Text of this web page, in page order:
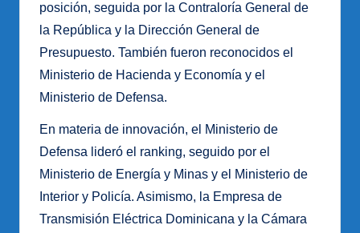
posición, seguida por la Contraloría General de
la República y la Dirección General de
Presupuesto. También fueron reconocidos el
Ministerio de Hacienda y Economía y el
Ministerio de Defensa.
En materia de innovación, el Ministerio de
Defensa lideró el ranking, seguido por el
Ministerio de Energía y Minas y el Ministerio de
Interior y Policía. Asimismo, la Empresa de
Transmisión Eléctrica Dominicana y la Cámara